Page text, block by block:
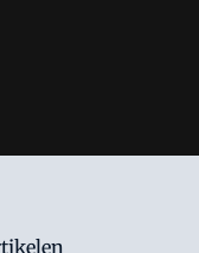
in
deze site zijn de